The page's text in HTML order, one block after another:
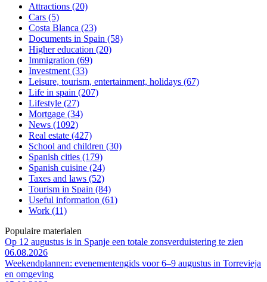
Attractions (20)
Cars (5)
Costa Blanca (23)
Documents in Spain (58)
Higher education (20)
Immigration (69)
Investment (33)
Leisure, tourism, entertainment, holidays (67)
Life in spain (207)
Lifestyle (27)
Mortgage (34)
News (1092)
Real estate (427)
School and children (30)
Spanish cities (179)
Spanish cuisine (24)
Taxes and laws (52)
Tourism in Spain (84)
Useful information (61)
Work (11)
Populaire materialen
Op 12 augustus is in Spanje een totale zonsverduistering te zien
06.08.2026
Weekendplannen: evenementengids voor 6–9 augustus in Torrevieja
en omgeving